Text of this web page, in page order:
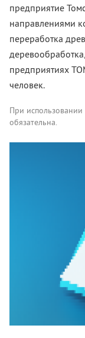
предприятие
направлениями
переработка
предприятиях
человек.
При
обязательна.